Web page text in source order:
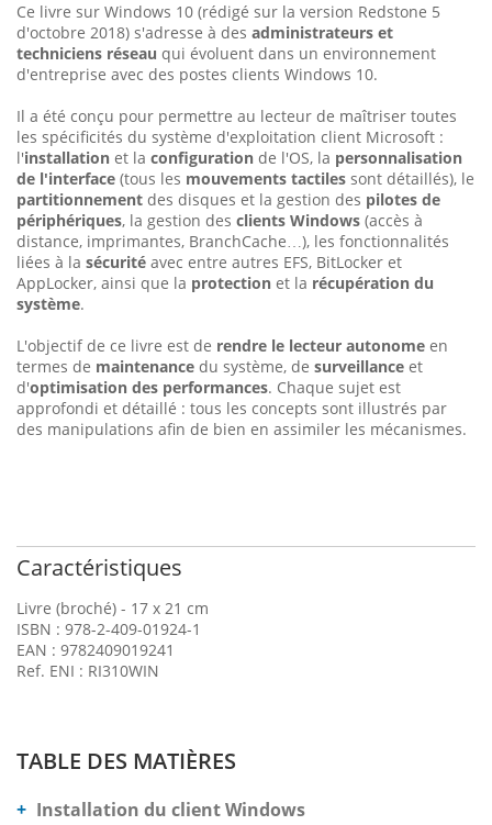
Ce livre sur Windows 10 (rédigé sur la version Redstone 5
d'octobre 2018) s'adresse à des administrateurs et
techniciens réseau qui évoluent dans un environnement
d'entreprise avec des postes clients Windows 10.
Il a été conçu pour permettre au lecteur de maîtriser toutes
les spécificités du système d'exploitation client Microsoft :
l'installation et la configuration de l'OS, la personnalisation
de l'interface (tous les mouvements tactiles sont détaillés), le
partitionnement des disques et la gestion des pilotes de
périphériques, la gestion des clients Windows (accès à
distance, imprimantes, BranchCache…), les fonctionnalités
liées à la sécurité avec entre autres EFS, BitLocker et
AppLocker, ainsi que la protection et la récupération du
système.
L'objectif de ce livre est de rendre le lecteur autonome en
termes de maintenance du système, de surveillance et
d'optimisation des performances. Chaque sujet est
approfondi et détaillé : tous les concepts sont illustrés par
des manipulations afin de bien en assimiler les mécanismes.
Caractéristiques
Livre (broché) - 17 x 21 cm
ISBN : 978-2-409-01924-1
EAN : 9782409019241
Ref. ENI : RI310WIN
TABLE DES MATIÈRES
Installation du client Windows